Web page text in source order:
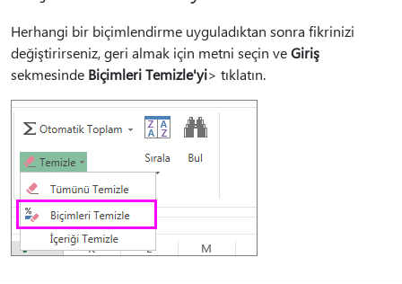
Herhangi bir biçimlendirme uyguladıktan sonra fikrinizi
değiştirirseniz, geri almak için metni seçin veGiriş
sekmesinde Biçimleri Temizle'yi> tıklatın.